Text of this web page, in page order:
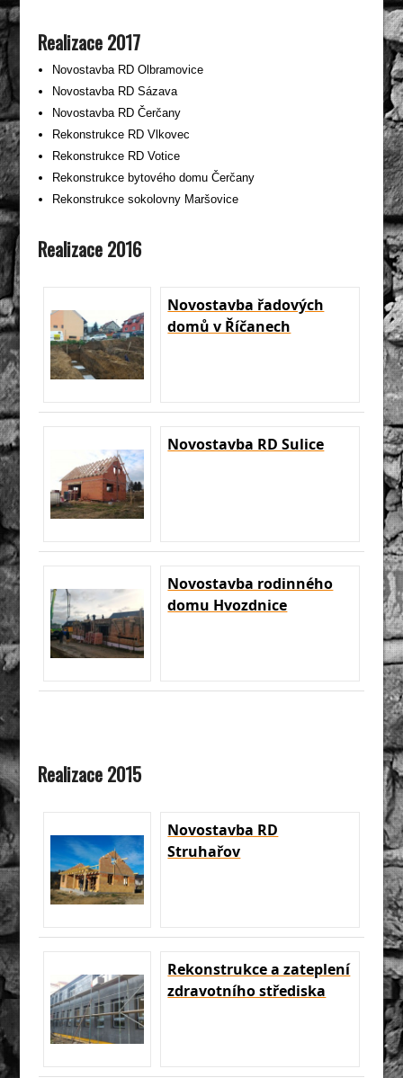
Realizace 2017
Novostavba RD Olbramovice
Novostavba RD Sázava
Novostavba RD Čerčany
Rekonstrukce RD Vlkovec
Rekonstrukce RD Votice
Rekonstrukce bytového domu Čerčany
Rekonstrukce sokolovny Maršovice
Realizace 2016
Novostavba řadových
domů v Říčanech
Novostavba RD Sulice
Novostavba rodinného
domu Hvozdnice
Realizace 2015
Novostavba RD
Struhařov
Rekonstrukce a zateplení
zdravotního střediska